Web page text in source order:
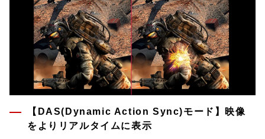
【DAS(Dynamic Action Sync)モード】映像
をよりリアルタイムに表示